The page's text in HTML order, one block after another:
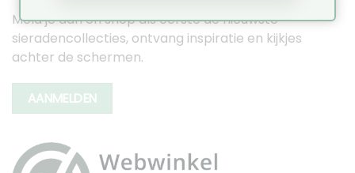
Meld je aan en shop als eerste de nieuwste
sieradencollecties, ontvang inspiratie en kijkjes
achter de schermen.
AANMELDEN